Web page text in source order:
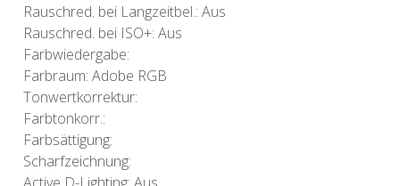
Rauschred. bei Langzeitbel.: Aus
Rauschred. bei ISO+: Aus
Farbwiedergabe:
Farbraum: Adobe RGB
Tonwertkorrektur:
Farbtonkorr.:
Farbsättigung:
Scharfzeichnung: